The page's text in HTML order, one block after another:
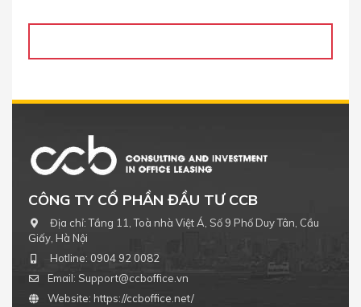
CÔNG TY CỔ PHẦN ĐẦU TƯ CCB
Địa chỉ:Tầng 11, Toà nhà Việt Á, Số 9 Phố Duy Tân, Cầu
Giấy, Hà Nội
Hotline: 0904 92 0082
Email: Support@ccboffice.vn
Website: https://ccboffice.net/